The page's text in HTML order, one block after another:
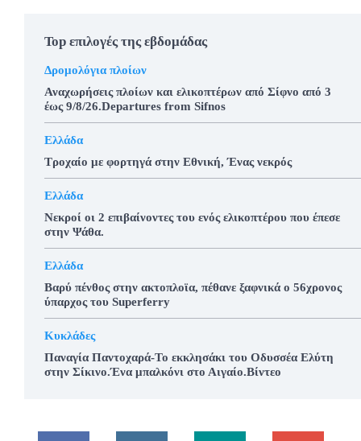
Top επιλογές της εβδομάδας
Δρομολόγια πλοίων
Αναχωρήσεις πλοίων και ελικοπτέρων από Σίφνο από 3
έως 9/8/26.Departures from Sifnos
Ελλάδα
Τροχαίο με φορτηγά στην Εθνική, Ένας νεκρός
Ελλάδα
Νεκροί οι 2 επιβαίνοντες του ενός ελικοπτέρου που έπεσε
στην Ψάθα.
Ελλάδα
Βαρύ πένθος στην ακτοπλοϊα, πέθανε ξαφνικά ο 56χρονος
ύπαρχος του Superferry
Κυκλάδες
Παναγία Παντοχαρά-Το εκκλησάκι του Οδυσσέα Ελύτη
στην Σίκινο.Ένα μπαλκόνι στο Αιγαίο.Βίντεο